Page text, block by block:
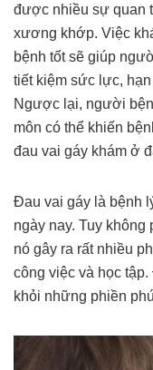
được nhiều sự quan
xương khớp. Việc
bệnh tốt sẽ giúp
tiết kiệm sức lực,
Ngược lại, người
môn có thể khiến
đau vai gáy khám ở
Đau vai gáy là bệnh
ngày nay. Tuy
nó gây ra rất nhiều
công việc và học
khỏi những phiền